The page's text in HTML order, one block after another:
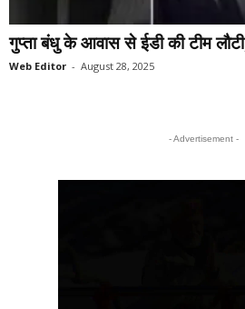
गुप्ता बंधु के आवास से ईडी की टीम
Web Editor - August 28, 2025
- Advertisement -